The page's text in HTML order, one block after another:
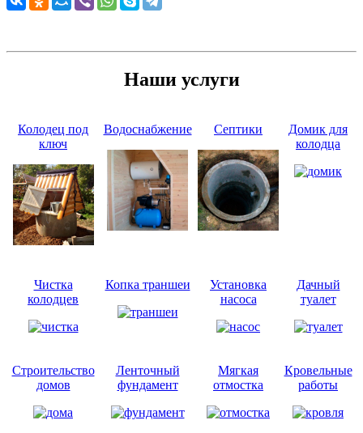
Наши услуги
Колодец под
ключ
Водоснабжение Септики
Домик для
колодца
Чистка
колодцев
Копка траншеи
Установка
насоса
Дачный
туалет
Строительство
домов
Ленточный
фундамент
Мягкая
отмостка
Кровельные
работы